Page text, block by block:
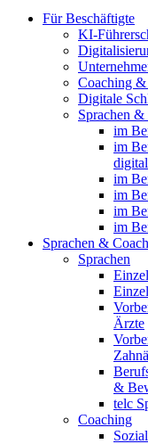
Für Beschäftigte
KI-
Coaching
Digitale
Sprachen
im
im
im
im
im
im
Sprachen &
Sprachen
Ärzte
&
telc
Coaching